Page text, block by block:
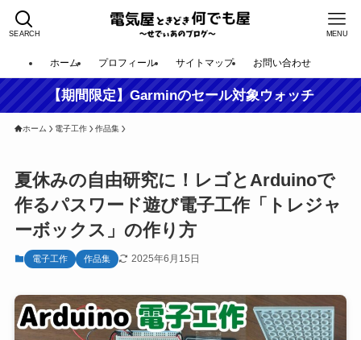
SEARCH MENU
ホーム プロフィール サイトマップ お問い合わせ
【期間限定】Garminのセール対象ウォッチ
ホーム 電子工作 作品集
夏休みの自由研究に！レゴとArduinoで
作るパスワード遊び電子工作「トレジャ
ーボックス」の作り方
電子工作 作品集 2025年6月15日